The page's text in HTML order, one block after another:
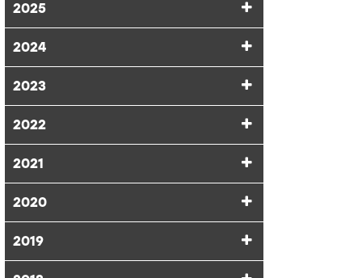
2025
2024
2023
2022
2021
2020
2019